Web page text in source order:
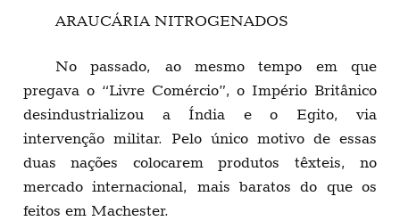
ARAUCÁRIA NITROGENADOS
No passado, ao mesmo tempo em que
pregava o “Livre Comércio”, o Império Britânico
desindustrializou a Índia e o Egito, via
intervenção militar. Pelo único motivo de essas
duas nações colocarem produtos têxteis, no
mercado internacional, mais baratos do que os
feitos em Machester.